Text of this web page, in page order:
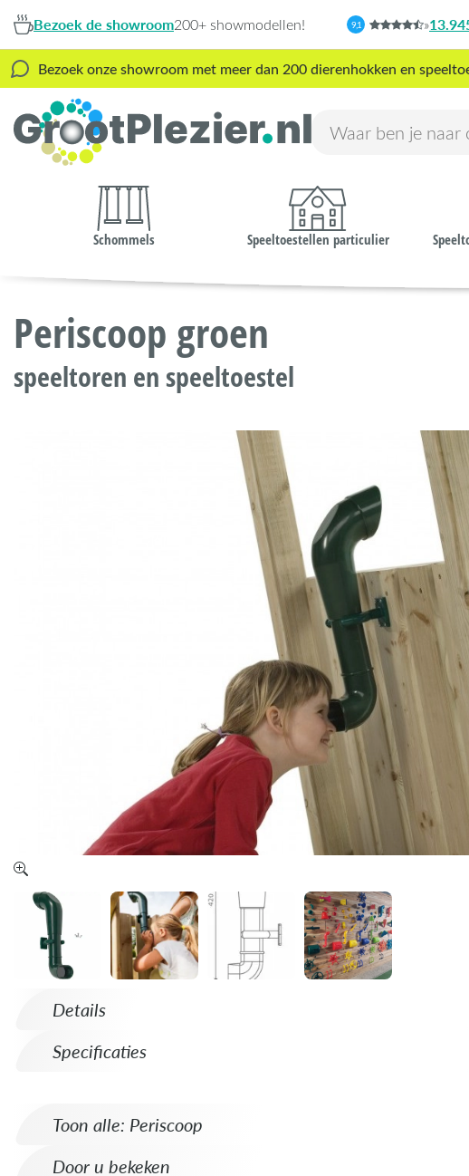
Bezoek de showroom200+ showmodellen! 9,1 »
Bezoek onze showroom met meer dan 200 dierenhokken en
Schommels Speeltoestellen particulier
Periscoop groen
speeltoren en speeltoestel
Details
Specificaties
Toon alle: Periscoop
Door u bekeken